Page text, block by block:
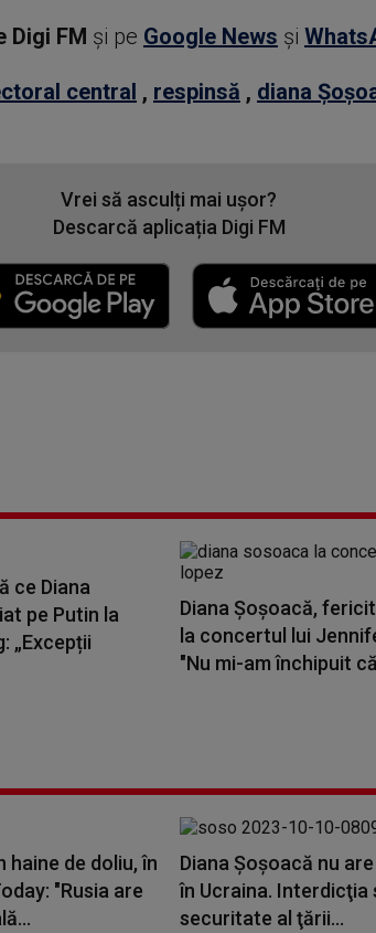
Digi FM şi pe Google News şi
central , respinsă , diana
Vrei să asculți mai ușor?
Descarcă aplicația Digi FM
ce Diana
pe Putin la
„Excepții
Diana Șoșoacă,
la concertul lui
"Nu mi-am închipuit
haine de doliu, în
"Rusia are
Diana Şoşoacă nu
în Ucraina. Interdicţia
securitate al ţării...